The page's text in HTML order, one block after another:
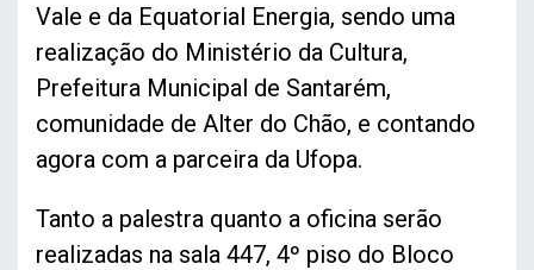
Vale e da Equatorial Energia, sendo uma
realização do Ministério da Cultura,
Prefeitura Municipal de Santarém,
comunidade de Alter do Chão, e contando
agora com a parceira da Ufopa.
Tanto a palestra quanto a oficina serão
realizadas na sala 447, 4º piso do Bloco